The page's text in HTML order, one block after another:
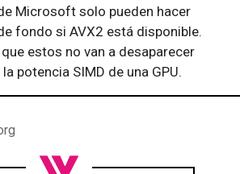
Microsoft solo pueden hacer
fondo si AVX2 está disponible.
estos no van a desaparecer
potencia SIMD de una GPU.